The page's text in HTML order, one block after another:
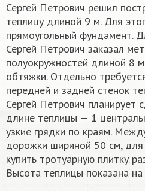
Сергей Петрович решил
теплицу длиной 9 м. Для
прямоугольный фундамент.
Сергей Петрович заказал
полуокружностей длиной 8
обтяжки. Отдельно
передней и задней стенок
Сергей Петрович планирует
длине теплицы — 1
узкие грядки по краям.
дорожки шириной 50 см,
купить тротуарную плитку
Высота теплицы показана